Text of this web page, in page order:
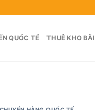
QUỐC TẾ THUÊ KHO BÃI